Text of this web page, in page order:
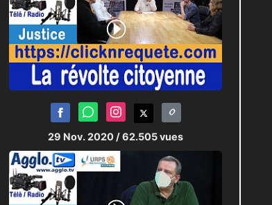
29 Nov. 2020 / 62.505 vues